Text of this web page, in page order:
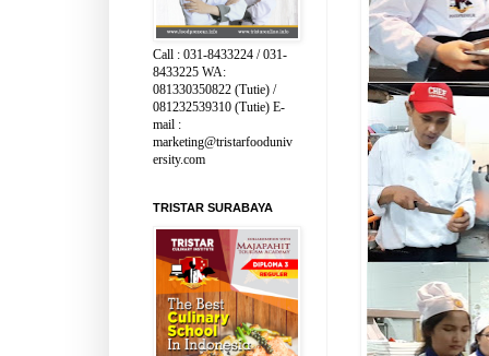
Call : 031-8433224 / 031-
8433225 WA:
081330350822 (Tutie) /
081232539310 (Tutie) E-
mail :
marketing@tristarfooduniv
ersity.com
TRISTAR SURABAYA